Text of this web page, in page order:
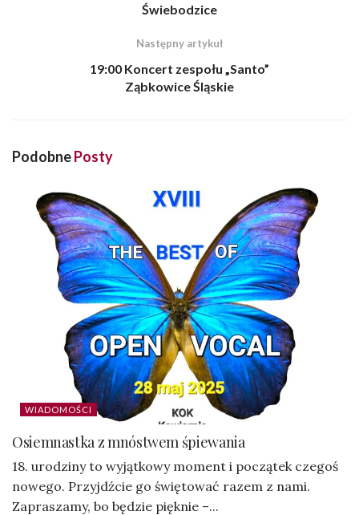
Świebodzice
Następny artykuł
19:00 Koncert zespołu „Santo”
Ząbkowice Śląskie
PodobnePosty
WIADOMOŚCI
Osiemnastka z mnóstwem śpiewania
18. urodziny to wyjątkowy moment i początek czegoś
nowego. Przyjdźcie go świętować razem z nami.
Zapraszamy, bo będzie pięknie –...